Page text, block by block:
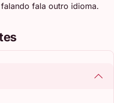
fala outro idioma.